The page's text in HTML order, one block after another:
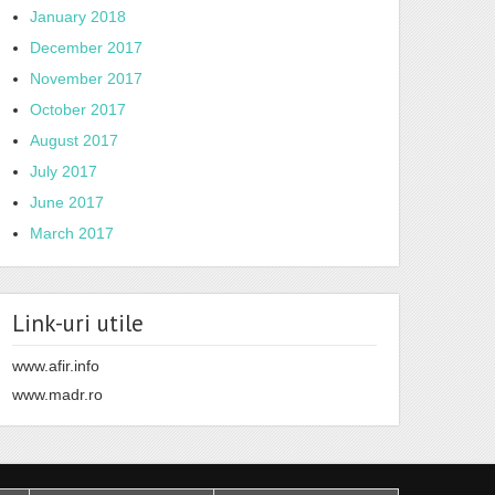
January 2018
December 2017
November 2017
October 2017
August 2017
July 2017
June 2017
March 2017
Link-uri utile
www.afir.info
www.madr.ro